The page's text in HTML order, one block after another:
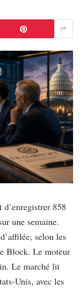
858
une semaine.
selon les
Block. Le moteur
Le marché lit
Unis, avec les